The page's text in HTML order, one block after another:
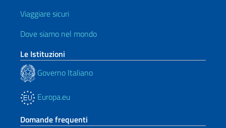
Viaggiare sicuri
Dove siamo nel mondo
Le Istituzioni
Governo Italiano
Europa.eu
Domande frequenti